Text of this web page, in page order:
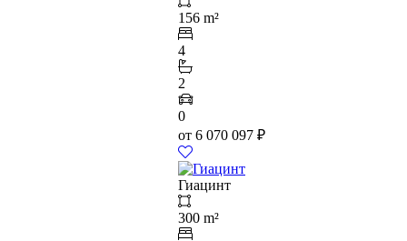
156 m²
4
2
0
от 6 070 097 ₽
Гиацинт
300 m²